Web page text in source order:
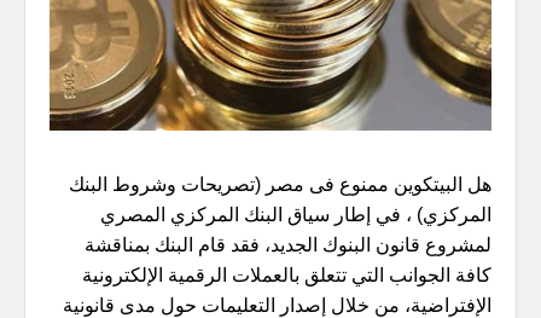
هل البيتكوين ممنوع فى مصر (تصريحات وشروط البنك
المركزي) ، في إطار سياق البنك المركزي المصري
لمشروع قانون البنوك الجديد، فقد قام البنك بمناقشة
كافة الجوانب التي تتعلق بالعملات الرقمية الإلكترونية
الإفتراضية، من خلال إصدار التعليمات حول مدى قانونية